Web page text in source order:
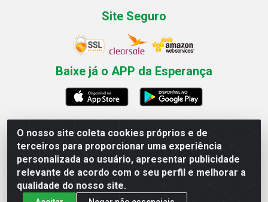
O nosso site coleta cookies próprios e de
terceiros para proporcionar uma experiência
personalizada ao usuário, apresentar publicidade
relevante de acordo com o seu perfil e melhorar a
qualidade do nosso site.
Site Seguro
Baixe já o APP da Esperança
Esperança Nordeste - Rua Professor Caldas Filho, 291 -
Estância - Recife / PE CEP: 50771-335 - CNPJ
03.666.136/0001-23